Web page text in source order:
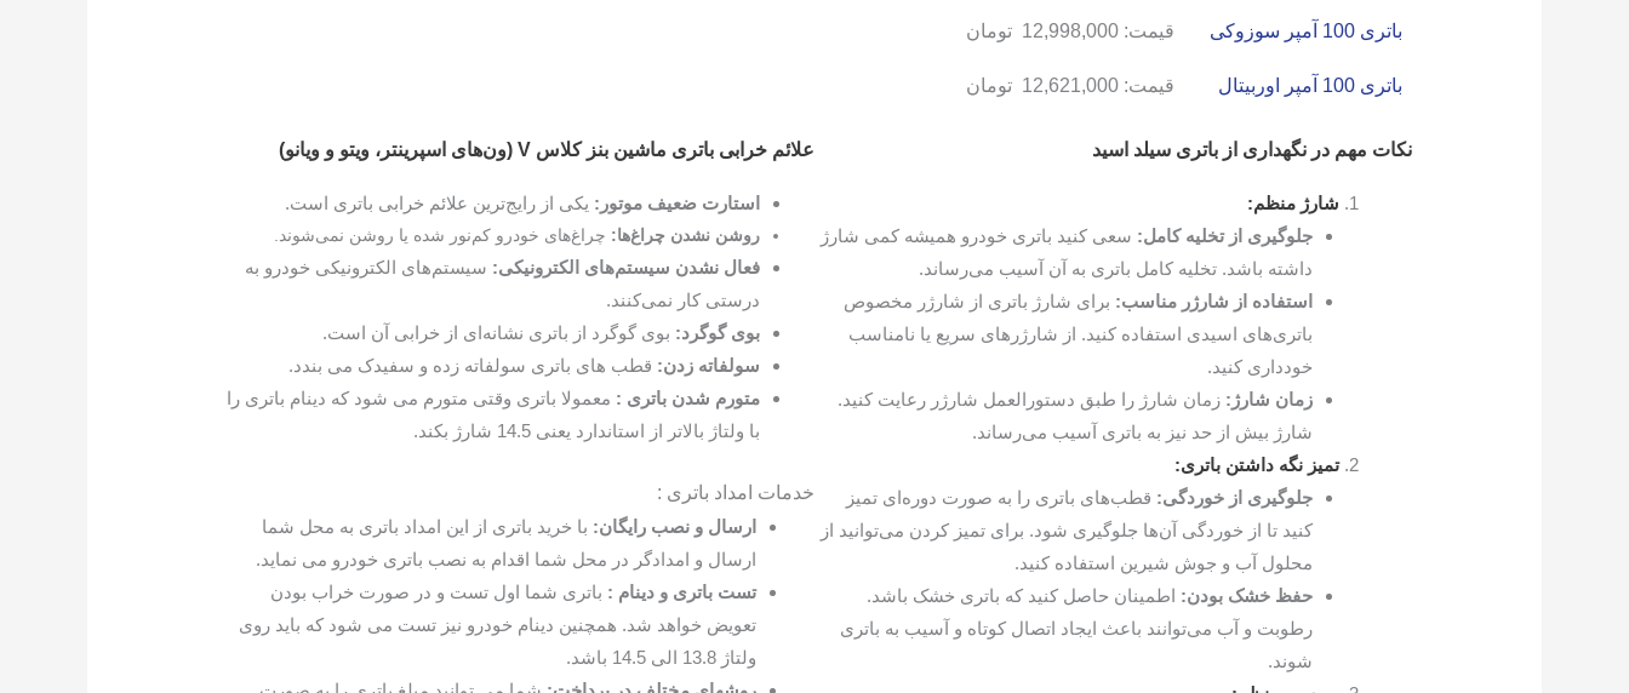
باتری 100 آمپر سوزوکی قیمت: 12,998,000 تومان
باتری 100 آمپر اوربیتال قیمت: 12,621,000 تومان
نکات مهم در نگهداری از باتری سیلد اسید
شارژ منظم:
جلوگیری از تخلیه کامل: سعی کنید باتری خودرو همیشه کمی شارژ
داشته باشد. تخلیه کامل باتری به آن آسیب می‌رساند.
استفاده از شارژر مناسب: برای شارژ باتری از شارژر مخصوص
باتری‌های اسیدی استفاده کنید. از شارژرهای سریع یا نامناسب
خودداری کنید.
زمان شارژ: زمان شارژ را طبق دستورالعمل شارژر رعایت کنید.
شارژ بیش از حد نیز به باتری آسیب می‌رساند.
تمیز نگه داشتن باتری:
جلوگیری از خوردگی: قطب‌های باتری را به صورت دوره‌ای تمیز
کنید تا از خوردگی آن‌ها جلوگیری شود. برای تمیز کردن می‌توانید از
محلول آب و جوش شیرین استفاده کنید.
حفظ خشک بودن: اطمینان حاصل کنید که باتری خشک باشد.
رطوبت و آب می‌توانند باعث ایجاد اتصال کوتاه و آسیب به باتری
شوند.
علائم خرابی باتری ماشین بنز کلاس V (ون‌های اسپرینتر، ویتو و ویانو)
استارت ضعیف موتور: یکی از رایج‌ترین علائم خرابی باتری است.
روشن نشدن چراغ‌ها: چراغ‌های خودرو کم‌نور شده یا روشن نمی‌شوند.
فعال نشدن سیستم‌های الکترونیکی: سیستم‌های الکترونیکی خودرو به
درستی کار نمی‌کنند.
بوی گوگرد: بوی گوگرد از باتری نشانه‌ای از خرابی آن است.
سولفاته زدن: قطب های باتری سولفاته زده و سفیدک می بندد.
متورم شدن باتری : معمولا باتری وقتی متورم می شود که دینام باتری را
با ولتاژ بالاتر از استاندارد یعنی 14.5 شارژ بکند.
خدمات امداد باتری :
ارسال و نصب رایگان: با خرید باتری از این امداد باتری به محل شما
ارسال و امدادگر در محل شما اقدام به نصب باتری خودرو می نماید.
تست باتری و دینام : باتری شما اول تست و در صورت خراب بودن
تعویض خواهد شد. همچنین دینام خودرو نیز تست می شود که باید روی
ولتاژ 13.8 الی 14.5 باشد.